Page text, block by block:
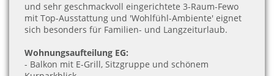
und sehr geschmackvoll eingerichtete 3-Raum-Fewo
mit Top-Ausstattung und 'Wohlfühl-Ambiente' eignet
sich besonders für Familien- und Langzeiturlaub.
Wohnungsaufteilung EG:
- Balkon mit E-Grill, Sitzgruppe und schönem